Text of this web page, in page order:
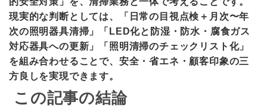
現実的な判断としては、「日常の目視点検＋月次〜年
次の照明器具清掃」「LED化と防湿・防水・腐食ガス
対応器具への更新」「照明清掃のチェックリスト化」
を組み合わせることで、安全・省エネ・顧客印象の三
方良しを実現できます。
この記事の結論